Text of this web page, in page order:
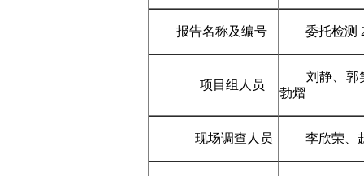
报告名称及编号 委托检测
项目组人员
刘静、郭笑
勃熠
现场调查人员 李欣荣、